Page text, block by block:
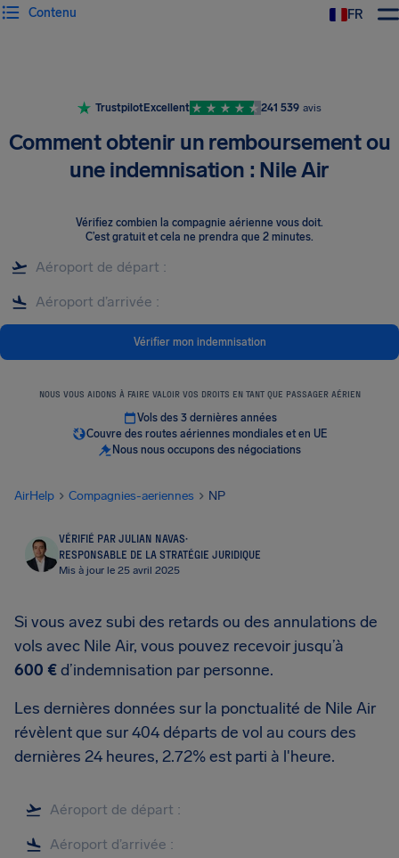
FR
Contenu
TrustpilotExcellent 241 539 avis
Comment obtenir un remboursement ou
une indemnisation : Nile Air
Vérifiez combien la compagnie aérienne vous doit.
C’est gratuit et cela ne prendra que 2 minutes.
Vérifier mon indemnisation
NOUS VOUS AIDONS À FAIRE VALOIR VOS DROITS EN TANT QUE PASSAGER AÉRIEN
Vols des 3 dernières années
Couvre des routes aériennes mondiales et en UE
Nous nous occupons des négociations
AirHelp Compagnies-aeriennes NP
VÉRIFIÉ PAR JULIAN NAVAS·
RESPONSABLE DE LA STRATÉGIE JURIDIQUE
Mis à jour le 25 avril 2025
Si vous avez subi des retards ou des annulations de
vols avec Nile Air, vous pouvez recevoir jusqu’à
600 €d’indemnisation par personne.
Les dernières données sur la ponctualité de Nile Air
révèlent que sur 404 départs de vol au cours des
dernières 24 heures, 2.72% est parti à l'heure.